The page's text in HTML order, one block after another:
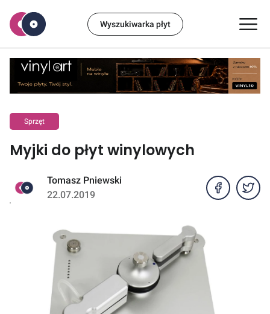
Wyszukiwarka płyt
Sprzęt
Myjki do płyt winylowych
Tomasz Pniewski
22.07.2019